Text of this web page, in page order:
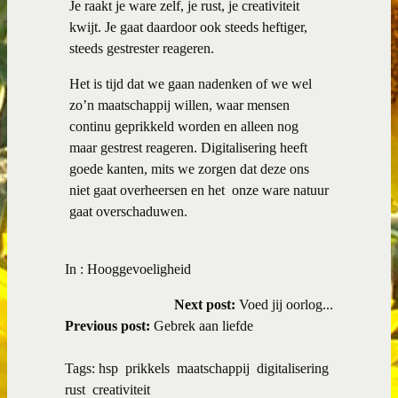
Je raakt je ware zelf, je rust, je creativiteit
kwijt. Je gaat daardoor ook steeds heftiger,
steeds gestrester reageren.
Het is tijd dat we gaan nadenken of we wel
zo’n maatschappij willen, waar mensen
continu geprikkeld worden en alleen nog
maar gestrest reageren. Digitalisering heeft
goede kanten, mits we zorgen dat deze ons
niet gaat overheersen en het onze ware natuur
gaat overschaduwen.
In : Hooggevoeligheid
Next post: Voed jij oorlog...
Previous post: Gebrek aan liefde
Tags: hsp prikkels maatschappij digitalisering
rust creativiteit